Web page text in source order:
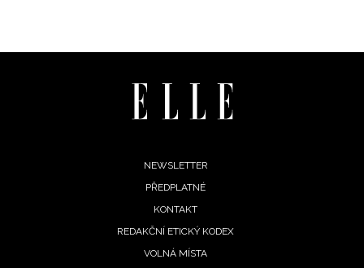
NEWSLETTER
PŘEDPLATNÉ
KONTAKT
REDAKČNÍ ETICKÝ KODEX
VOLNÁ MÍSTA